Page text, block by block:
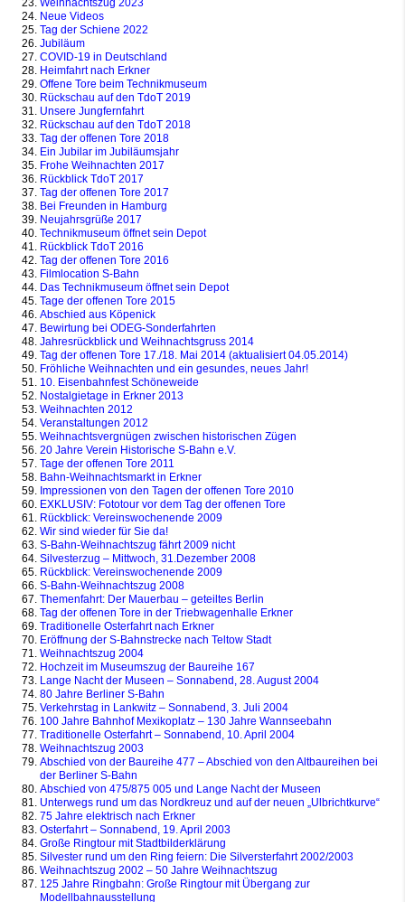
Weihnachtszug 2023
Neue Videos
Tag der Schiene 2022
Jubiläum
COVID-19 in Deutschland
Heimfahrt nach Erkner
Offene Tore beim Technikmuseum
Rückschau auf den TdoT 2019
Unsere Jungfernfahrt
Rückschau auf den TdoT 2018
Tag der offenen Tore 2018
Ein Jubilar im Jubiläumsjahr
Frohe Weihnachten 2017
Rückblick TdoT 2017
Tag der offenen Tore 2017
Bei Freunden in Hamburg
Neujahrsgrüße 2017
Technikmuseum öffnet sein Depot
Rückblick TdoT 2016
Tag der offenen Tore 2016
Filmlocation S-Bahn
Das Technikmuseum öffnet sein Depot
Tage der offenen Tore 2015
Abschied aus Köpenick
Bewirtung bei ODEG-Sonderfahrten
Jahresrückblick und Weihnachtsgruss 2014
Tag der offenen Tore 17./18. Mai 2014 (aktualisiert 04.05.2014)
Fröhliche Weihnachten und ein gesundes, neues Jahr!
10. Eisenbahnfest Schöneweide
Nostalgietage in Erkner 2013
Weihnachten 2012
Veranstaltungen 2012
Weihnachtsvergnügen zwischen historischen Zügen
20 Jahre Verein Historische S-Bahn e.V.
Tage der offenen Tore 2011
Bahn-Weihnachtsmarkt in Erkner
Impressionen von den Tagen der offenen Tore 2010
EXKLUSIV: Fototour vor dem Tag der offenen Tore
Rückblick: Vereinswochenende 2009
Wir sind wieder für Sie da!
S-Bahn-Weihnachtszug fährt 2009 nicht
Silvesterzug – Mittwoch, 31.Dezember 2008
Rückblick: Vereinswochenende 2009
S-Bahn-Weihnachtszug 2008
Themenfahrt: Der Mauerbau – geteiltes Berlin
Tag der offenen Tore in der Triebwagenhalle Erkner
Traditionelle Osterfahrt nach Erkner
Eröffnung der S-Bahnstrecke nach Teltow Stadt
Weihnachtszug 2004
Hochzeit im Museumszug der Baureihe 167
Lange Nacht der Museen – Sonnabend, 28. August 2004
80 Jahre Berliner S-Bahn
Verkehrstag in Lankwitz – Sonnabend, 3. Juli 2004
100 Jahre Bahnhof Mexikoplatz – 130 Jahre Wannseebahn
Traditionelle Osterfahrt – Sonnabend, 10. April 2004
Weihnachtszug 2003
Abschied von der Baureihe 477 – Abschied von den Alt­bau­rei­hen bei
der Ber­li­ner S-Bahn
Abschied von 475/875 005 und Lange Nacht der Museen
Unterwegs rund um das Nordkreuz und auf der neuen „Ulbrichtkurve“
75 Jahre elektrisch nach Erkner
Osterfahrt – Sonnabend, 19. April 2003
Große Ringtour mit Stadtbilderklärung
Silvester rund um den Ring feiern: Die Silversterfahrt 2002/2003
Weihnachtszug 2002 – 50 Jahre Weihnachtszug
125 Jahre Ringbahn: Große Ringtour mit Übergang zur
Modellbahnausstellung